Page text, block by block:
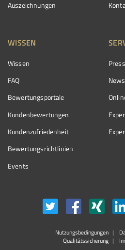
Auszeichnungen
WISSEN
Wissen
FAQ
Bewertungsportale
Kundenbewertungen
Kundenzufriedenheit
Bewertungs­richtlinien
Events
Nutzungsbedingungen
Qualitätssicherung